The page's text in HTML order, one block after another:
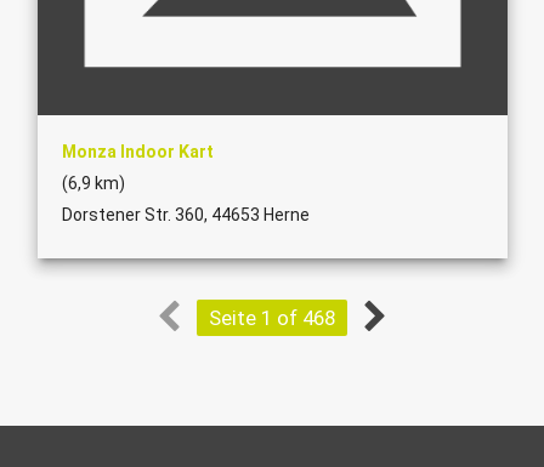
Monza Indoor Kart
(6,9 km)
Dorstener Str. 360, 44653 Herne
Seite 1 of 468